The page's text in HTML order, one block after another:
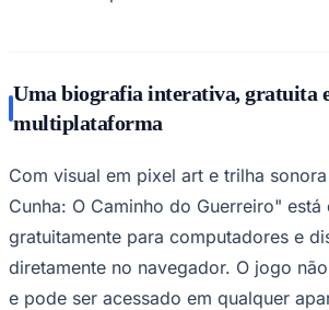
Vasco
Uma biografia interativa, gratuita
multiplataforma
Com visual em pixel art e trilha
Cunha: O Caminho do Guerreiro" está
gratuitamente para computadores e
diretamente no navegador. O jogo
e pode ser acessado em qualquer